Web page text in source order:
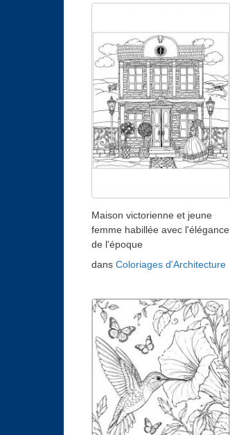
Maison victorienne et jeune
femme habillée avec l'élégance
de l'époque
dans Coloriages d'Architecture